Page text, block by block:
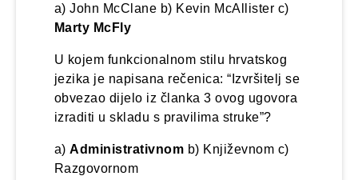
a) John McClane b) Kevin McAllister c)
Marty McFly
U kojem funkcionalnom stilu hrvatskog
jezika je napisana rečenica: “Izvršitelj se
obvezao dijelo iz članka 3 ovog ugovora
izraditi u skladu s pravilima struke”?
a)Administrativnom b) Književnom c)
Razgovornom